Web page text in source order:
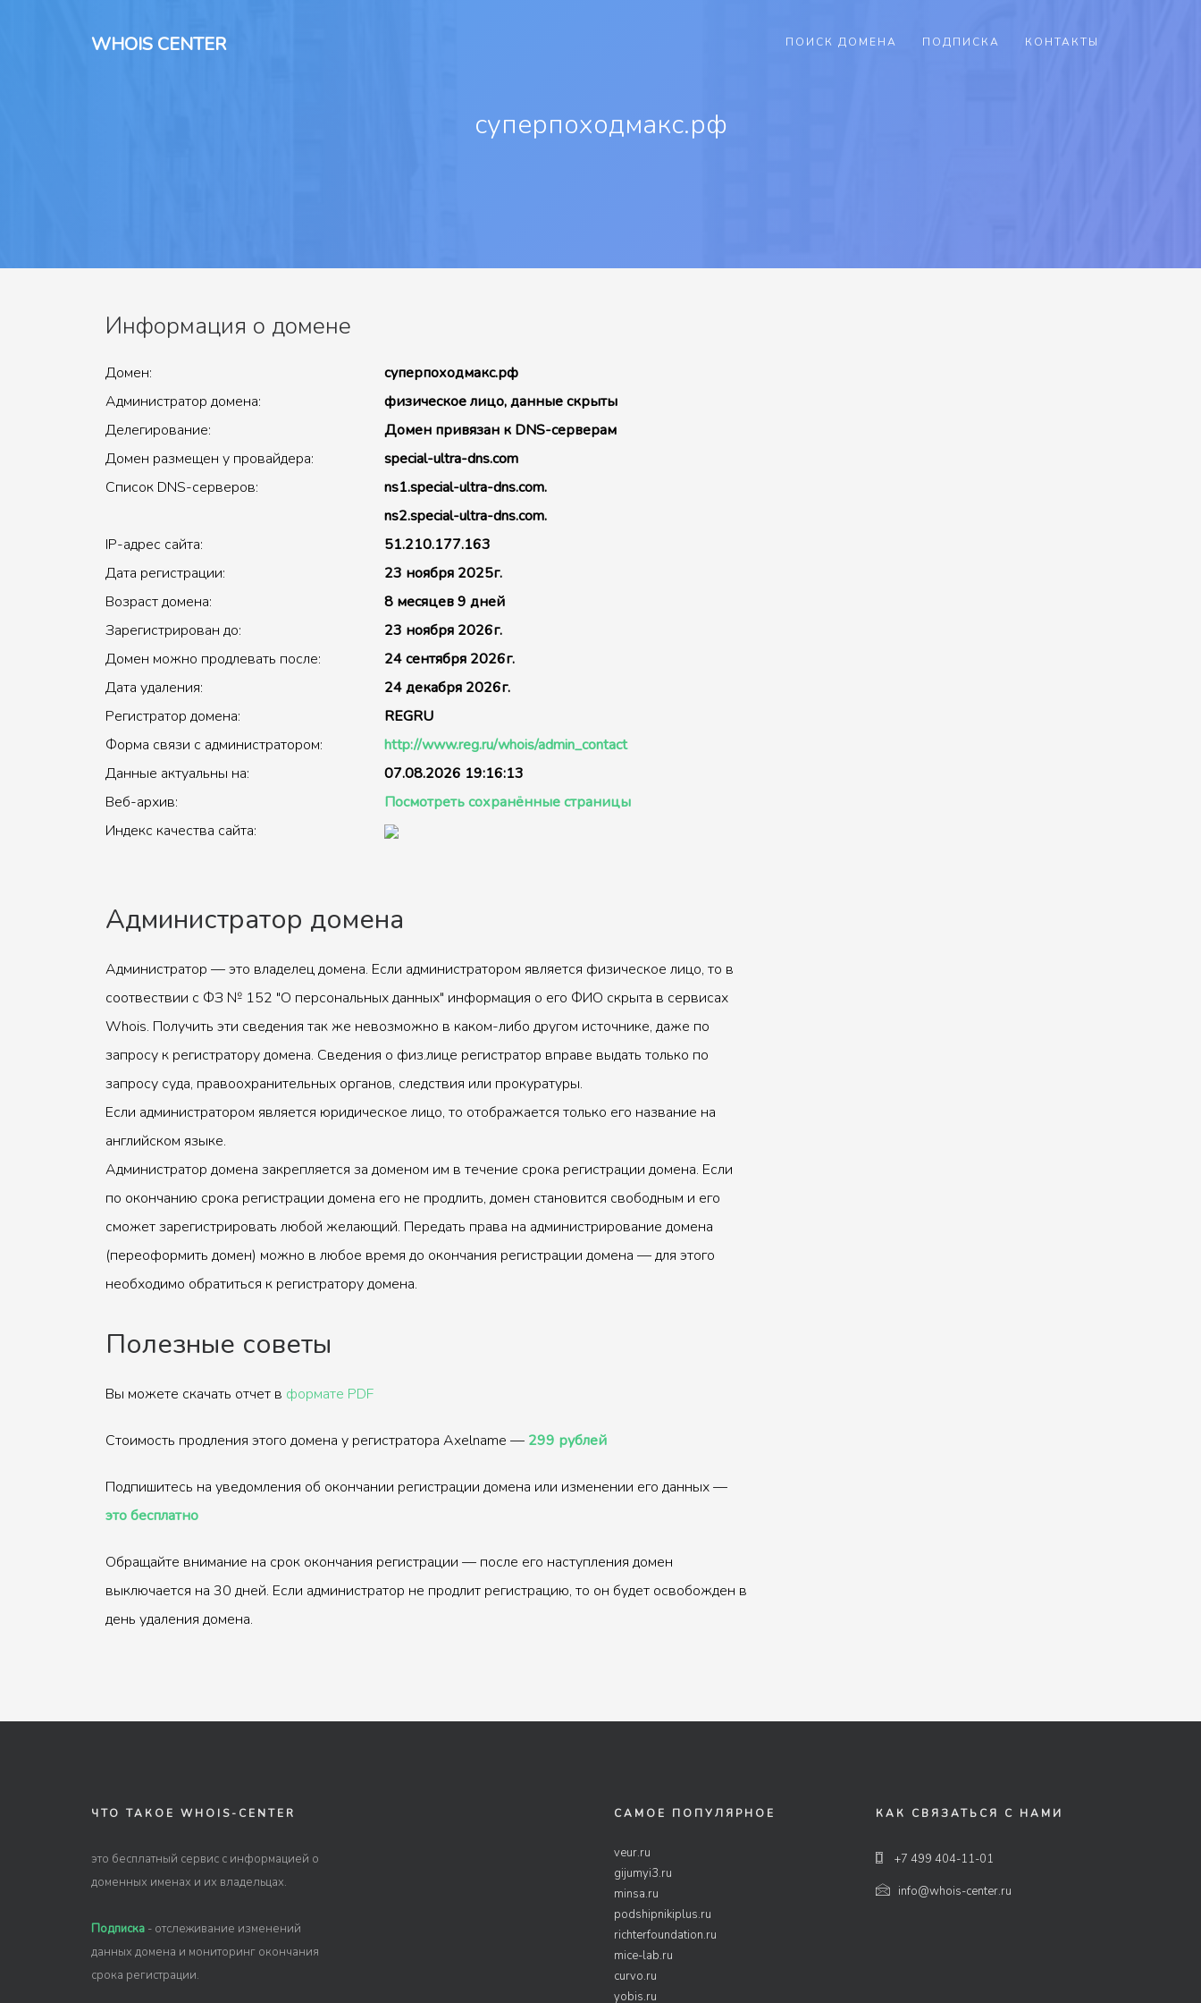
WHOIS CENTER ПОИСК ДОМЕНА ПОДПИСКА КОНТАКТЫ
суперпоходмакс.рф
Информация о домене
Домен:
суперпоходмакс.рф
Администратор домена:
физическое лицо, данные скрыты
Делегирование:
Домен привязан к DNS-серверам
Домен размещен у провайдера:
special-ultra-dns.com
Список DNS-серверов:
ns1.special-ultra-dns.com.
ns2.special-ultra-dns.com.
IP-адрес сайта:
51.210.177.163
Дата регистрации:
23 ноября 2025г.
Возраст домена:
8 месяцев 9 дней
Зарегистрирован до:
23 ноября 2026г.
Домен можно продлевать после:
24 сентября 2026г.
Дата удаления:
24 декабря 2026г.
Регистратор домена:
REGRU
Форма связи с администратором:
http://www.reg.ru/whois/admin_contact
Данные актуальны на:
07.08.2026 19:16:13
Веб-архив:
Посмотреть сохранённые страницы
Индекс качества сайта:
Администратор домена
Администратор — это владелец домена. Если администратором является физическое лицо, то в
соотвествии с ФЗ № 152 "О персональных данных" информация о его ФИО скрыта в сервисах
Whois. Получить эти сведения так же невозможно в каком-либо другом источнике, даже по
запросу к регистратору домена. Сведения о физ.лице регистратор вправе выдать только по
запросу суда, правоохранительных органов, следствия или прокуратуры.
Если администратором является юридическое лицо, то отображается только его название на
английском языке.
Администратор домена закрепляется за доменом им в течение срока регистрации домена. Если
по окончанию срока регистрации домена его не продлить, домен становится свободным и его
сможет зарегистрировать любой желающий. Передать права на администрирование домена
(переоформить домен) можно в любое время до окончания регистрации домена — для этого
необходимо обратиться к регистратору домена.
Полезные советы
Вы можете скачать отчет в формате PDF
Стоимость продления этого домена у регистратора Axelname — 299 рублей
Подпишитесь на уведомления об окончании регистрации домена или изменении его данных —
это бесплатно
Обращайте внимание на срок окончания регистрации — после его наступления домен
выключается на 30 дней. Если администратор не продлит регистрацию, то он будет освобожден в
день удаления домена.
ЧТО ТАКОЕ WHOIS-CENTER
это бесплатный сервис с информацией о
доменных именах и их владельцах.
Подписка - отслеживание изменений
данных домена и мониторинг окончания
срока регистрации.
САМОЕ ПОПУЛЯРНОЕ
veur.ru
gijumyi3.ru
minsa.ru
podshipnikiplus.ru
richterfoundation.ru
mice-lab.ru
curvo.ru
yobis.ru
КАК СВЯЗАТЬСЯ С НАМИ
+7 499 404-11-01
info@whois-center.ru